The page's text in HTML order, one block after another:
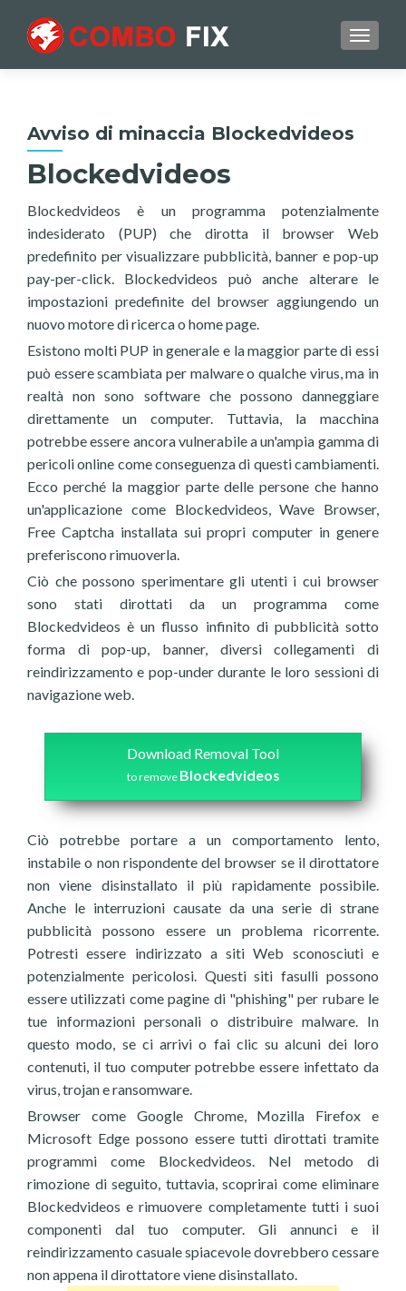
Avviso di minaccia Blockedvideos
Blockedvideos
Blockedvideos è un programma potenzialmente
indesiderato (PUP) che dirotta il browser Web
predefinito per visualizzare pubblicità, banner e pop-up
pay-per-click. Blockedvideos può anche alterare le
impostazioni predefinite del browser aggiungendo un
nuovo motore di ricerca o home page.
Esistono molti PUP in generale e la maggior parte di essi
può essere scambiata per malware o qualche virus, ma in
realtà non sono software che possono danneggiare
direttamente un computer. Tuttavia, la macchina
potrebbe essere ancora vulnerabile a un'ampia gamma di
pericoli online come conseguenza di questi cambiamenti.
Ecco perché la maggior parte delle persone che hanno
un'applicazione come Blockedvideos, Wave Browser,
Free Captcha installata sui propri computer in genere
preferiscono rimuoverla.
Ciò che possono sperimentare gli utenti i cui browser
sono stati dirottati da un programma come
Blockedvideos è un flusso infinito di pubblicità sotto
forma di pop-up, banner, diversi collegamenti di
reindirizzamento e pop-under durante le loro sessioni di
navigazione web.
Download Removal Tool
to remove Blockedvideos
Ciò potrebbe portare a un comportamento lento,
instabile o non rispondente del browser se il dirottatore
non viene disinstallato il più rapidamente possibile.
Anche le interruzioni causate da una serie di strane
pubblicità possono essere un problema ricorrente.
Potresti essere indirizzato a siti Web sconosciuti e
potenzialmente pericolosi. Questi siti fasulli possono
essere utilizzati come pagine di "phishing" per rubare le
tue informazioni personali o distribuire malware. In
questo modo, se ci arrivi o fai clic su alcuni dei loro
contenuti, il tuo computer potrebbe essere infettato da
virus, trojan e ransomware.
Browser come Google Chrome, Mozilla Firefox e
Microsoft Edge possono essere tutti dirottati tramite
programmi come Blockedvideos. Nel metodo di
rimozione di seguito, tuttavia, scoprirai come eliminare
Blockedvideos e rimuovere completamente tutti i suoi
componenti dal tuo computer. Gli annunci e il
reindirizzamento casuale spiacevole dovrebbero cessare
non appena il dirottatore viene disinstallato.